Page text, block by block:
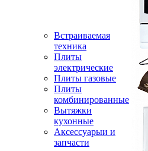
Встраиваемая
техника
Плиты
электрические
Плиты газовые
Плиты
комбинированные
Вытяжки
кухонные
Аксессуарыи и
запчасти